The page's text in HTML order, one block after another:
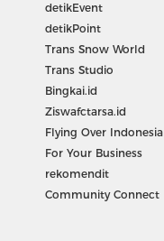
detikEvent
detikPoint
Trans Snow World
Trans Studio
Bingkai.id
Ziswafctarsa.id
Flying Over Indonesia
For Your Business
rekomendit
Community Connect